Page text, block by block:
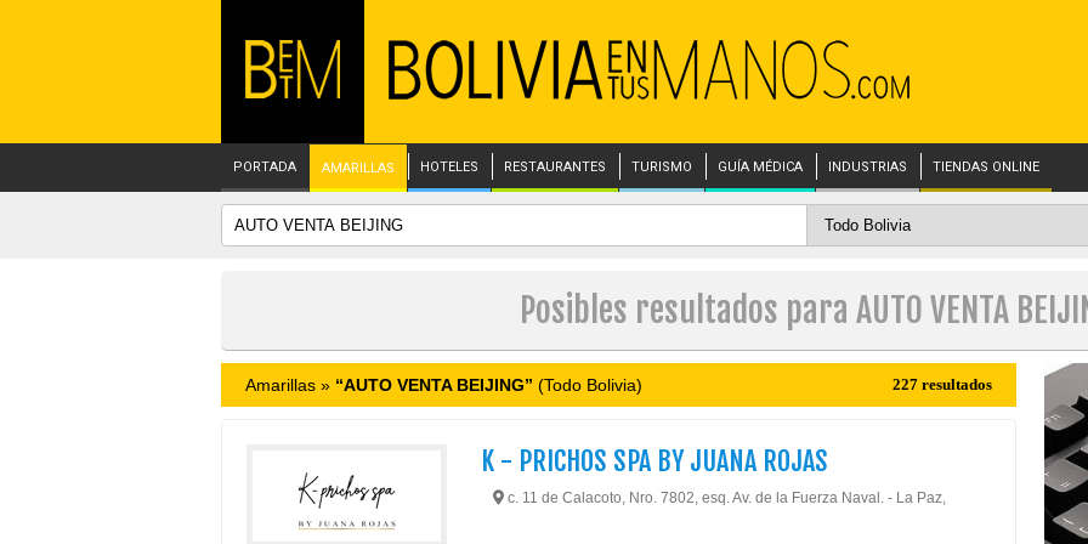
PORTADA AMARILLAS HOTELES RESTAURANTES TURISMO GUÍA MÉDICA INDUSTRIAS TIENDAS ONLINE
Posibles resultados para AUTO VENTA
Amarillas » “AUTO VENTA BEIJING” (Todo Bolivia) 227 resultados
K - PRICHOS SPA BY JUANA ROJAS
c. 11 de Calacoto, Nro. 7802, esq. Av. de la Fuerza Naval. - La Paz,